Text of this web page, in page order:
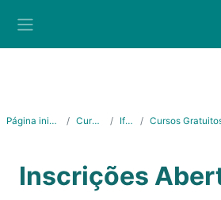
Página inicial Cursos Ifes
Inscrições